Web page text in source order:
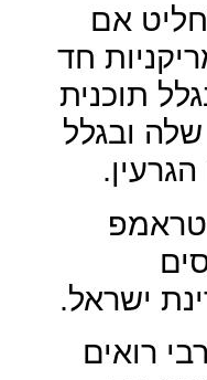
אם
חד
תוכנית
ובגלל
ישראל.
רואים